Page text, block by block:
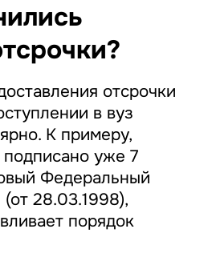
отсрочки
в вуз
К примеру,
уже 7
Федеральный
(от 28.03.1998),
порядок